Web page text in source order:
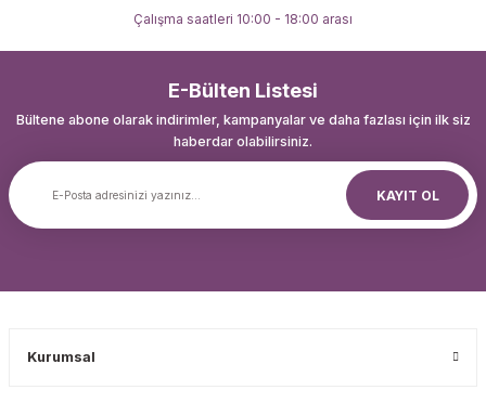
Çalışma saatleri 10:00 - 18:00 arası
E-Bülten Listesi
Bültene abone olarak indirimler, kampanyalar ve daha fazlası için ilk siz
haberdar olabilirsiniz.
KAYIT OL
Kurumsal